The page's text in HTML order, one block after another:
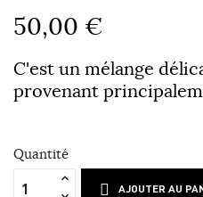
50,00 €
C'est un mélange
provenant
Quantité
AJOUTER AU